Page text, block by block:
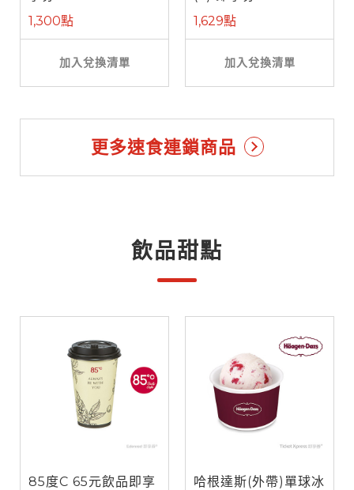
1,300點
加入兌換清單
1,629點
加入兌換清單
更多速食連鎖商品
飲品甜點
85度C 65元飲品即享
哈根達斯(外帶)單球冰